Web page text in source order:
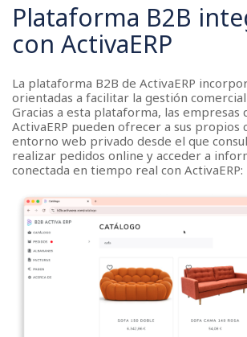
Plataforma B2B
con ActivaERP
La plataforma B2B de ActivaERP
orientadas a facilitar la gestión
Gracias a esta plataforma, las empresas
ActivaERP pueden ofrecer a sus propios
entorno web privado desde el que
realizar pedidos online y acceder a
conectada en tiempo real con ActivaERP: